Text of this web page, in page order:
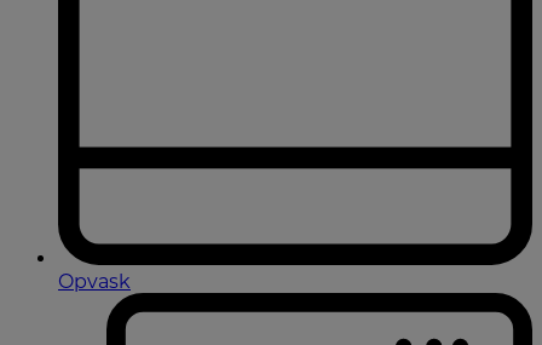
Opvask